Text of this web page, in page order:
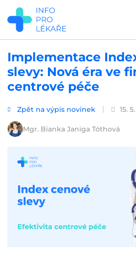
Přejít
hlavnímu
obsahu
Implementace
slevy: Nová éra ve
centrové péče
Zpět na výpis novinek 15.
Mgr. Bianka Janiga Tóthová